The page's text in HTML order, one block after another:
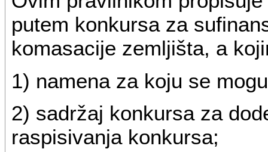
putem konkursa za
komasacije zemljišta, a
1) namena za koju se
2) sadržaj konkursa za
raspisivanja konkursa;